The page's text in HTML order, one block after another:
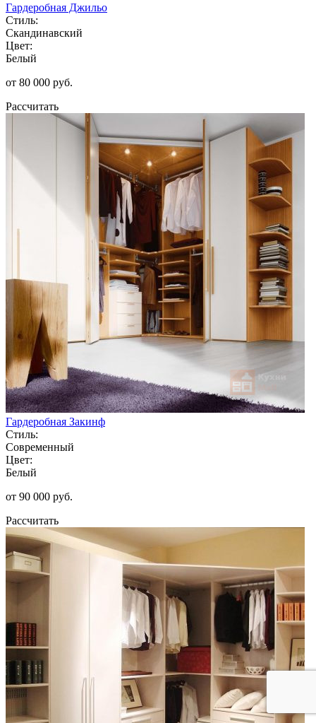
Гардеробная Джильо
Стиль:
Скандинавский
Цвет:
Белый
от 80 000 руб.
Рассчитать
Гардеробная Закинф
Стиль:
Современный
Цвет:
Белый
от 90 000 руб.
Рассчитать